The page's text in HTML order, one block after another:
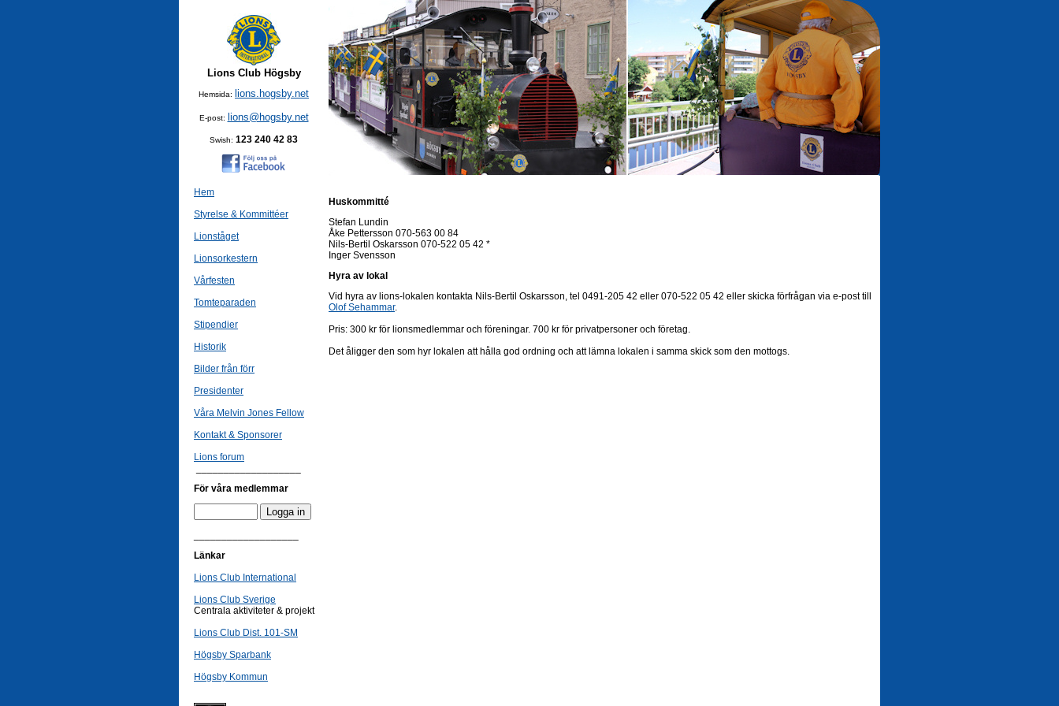
Lions Club Högsby
Hemsida: lions.hogsby.net
E-post: lions@hogsby.net
Swish: 123 240 42 83
Hem
Styrelse & Kommittéer
Lionståget
Lionsorkestern
Vårfesten
Tomteparaden
Stipendier
Historik
Bilder från förr
Presidenter
Våra Melvin Jones Fellow
Kontakt & Sponsorer
Lions forum
För våra medlemmar
Länkar
Lions Club International
Lions Club Sverige
Centrala aktiviteter & projekt
Lions Club Dist. 101-SM
Högsby Sparbank
Högsby Kommun
Huskommitté
Stefan Lundin
Åke Pettersson 070-563 00 84
Nils-Bertil Oskarsson 070-522 05 42 *
Inger Svensson
Hyra av lokal
Vid hyra av lions-lokalen kontakta Nils-Bertil Oskarsson, tel 0491-205 42 eller 070-522 05 42 eller skicka förfrågan via e-post till
Olof Sehammar.
Pris: 300 kr för lionsmedlemmar och föreningar. 700 kr för privatpersoner och företag.
Det åligger den som hyr lokalen att hålla god ordning och att lämna lokalen i samma skick som den mottogs.